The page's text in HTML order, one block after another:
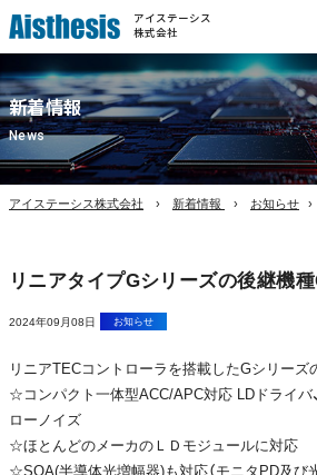
アイステーシス
株式会社
新着情報
News
アイステーシス株式会社 新着情報 お知らせ
リニアタイプGシリーズの後継機
2024年09月08日 お知らせ
リニアTECコントローラを搭載したGシリーズ
☆コンパクト一体型ACC/APC対応 LDドライバ
ローノイズ
☆ほとんどのメーカのＬＤモジュールに対応
☆SOA(半導体光増幅器)も対応（モニタPD及び